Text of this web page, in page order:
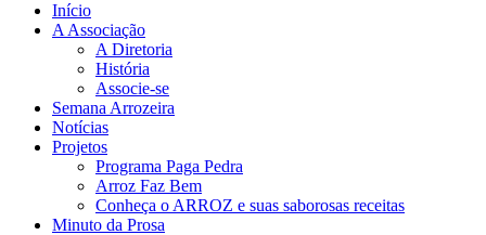
Início
A Associação
A Diretoria
História
Associe-se
Semana Arrozeira
Notícias
Projetos
Programa Paga Pedra
Arroz Faz Bem
Conheça o ARROZ e suas saborosas receitas
Minuto da Prosa